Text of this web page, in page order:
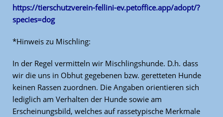
https://tierschutzverein-fellini-ev.petoffice.app/adopt/?
species=dog
*Hinweis zu Mischling:
In der Regel vermitteln wir Mischlingshunde. D.h. dass
wir die uns in Obhut gegebenen bzw. geretteten Hunde
keinen Rassen zuordnen. Die Angaben orientieren sich
lediglich am Verhalten der Hunde sowie am
Erscheinungsbild, welches auf rassetypische Merkmale